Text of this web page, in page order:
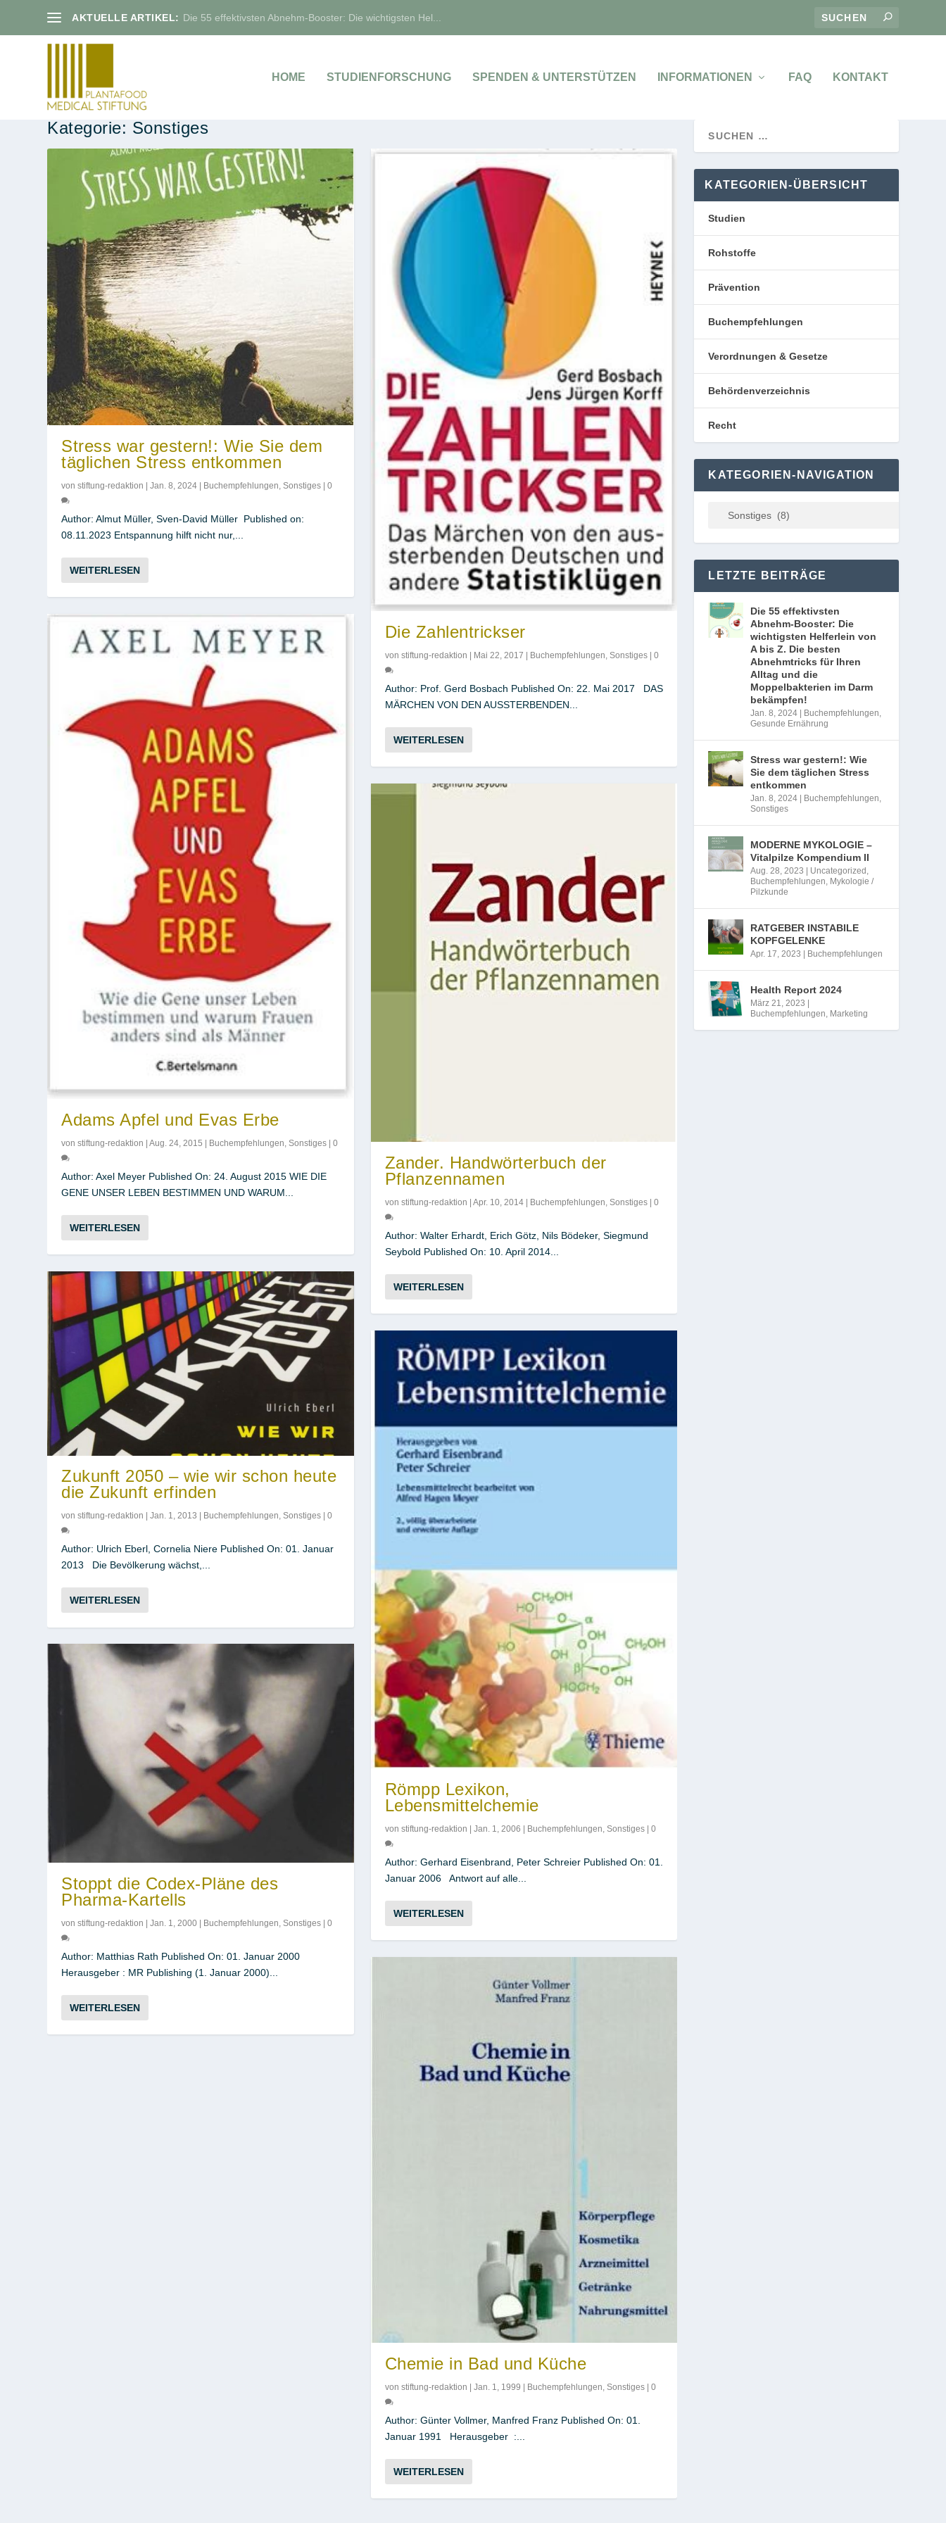
AKTUELLE ARTIKEL: Die 55 effektivsten Abnehm-Booster: Die wichtigsten Hel...
HOME STUDIENFORSCHUNG SPENDEN & UNTERSTÜTZEN INFORMATIONEN FAQ KONTAKT
Kategorie: Sonstiges
Stress war gestern!: Wie Sie dem
täglichen Stress entkommen
vonstiftung-redaktion |Jan. 8, 2024 | Buchempfehlungen ,Sonstiges |0
Author: Almut Müller, Sven-David Müller Published on:
08.11.2023 Entspannung hilft nicht nur,...
WEITERLESEN
Adams Apfel und Evas Erbe
vonstiftung-redaktion |Aug. 24, 2015 Buchempfehlungen,Sonstiges |0
Author: Axel Meyer Published On: 24. August 2015 WIE DIE
GENE UNSER LEBEN BESTIMMEN UND WARUM...
WEITERLESEN
Zukunft 2050 – wie wir schon heute
die Zukunft erfinden
vonstiftung-redaktion |Jan. 1, 2013 Buchempfehlungen,Sonstiges |0
Author: Ulrich Eberl, Cornelia Niere Published On: 01. Januar
2013 Die Bevölkerung wächst,...
WEITERLESEN
Stoppt die Codex-Pläne des
Pharma-Kartells
vonstiftung-redaktion |Jan. 1, 2000 Buchempfehlungen,Sonstiges |0
Author: Matthias Rath Published On: 01. Januar 2000
Herausgeber : MR Publishing (1. Januar 2000)...
WEITERLESEN
Die Zahlentrickser
von stiftung-redaktion Mai 22, 2017 Buchempfehlungen, Sonstiges| 0
Author: Prof. Gerd Bosbach Published On: 22. Mai 2017 DAS
MÄRCHEN VON DEN AUSSTERBENDEN...
WEITERLESEN
Zander. Handwörterbuch der
Pflanzennamen
von stiftung-redaktion | Apr. 10, 2014| Buchempfehlungen Sonstiges| 0
Author: Walter Erhardt, Erich Götz, Nils Bödeker, Siegmund
Seybold Published On: 10. April 2014...
WEITERLESEN
Römpp Lexikon,
Lebensmittelchemie
von stiftung-redaktion | Jan. 1, 2006 | Buchempfehlungen Sonstiges| 0
Author: Gerhard Eisenbrand, Peter Schreier Published On: 01.
Januar 2006 Antwort auf alle...
WEITERLESEN
Chemie in Bad und Küche
von stiftung-redaktion | Jan. 1, 1999 | Buchempfehlungen Sonstiges| 0
Author: Günter Vollmer, Manfred Franz Published On: 01.
Januar 1991 Herausgeber ‏ :...
WEITERLESEN
KATEGORIEN-ÜBERSICHT
Studien
Rohstoffe
Prävention
Buchempfehlungen
Verordnungen & Gesetze
Behördenverzeichnis
Recht
KATEGORIEN-NAVIGATION
LETZTE BEITRÄGE
Die 55 effektivsten
Abnehm-Booster: Die
wichtigsten Helferlein von
A bis Z. Die besten
Abnehmtricks für Ihren
Alltag und die
Moppelbakterien im Darm
bekämpfen!
Jan. 8, 2024 Buchempfehlungen,
Gesunde Ernährung
Stress war gestern!: Wie
Sie dem täglichen Stress
entkommen
Jan. 8, 2024 Buchempfehlungen,
Sonstiges
MODERNE MYKOLOGIE –
Vitalpilze Kompendium II
Aug. 28, 2023 Uncategorized ,
Buchempfehlungen, Mykologie /
Pilzkunde
RATGEBER INSTABILE
KOPFGELENKE
Apr. 17, 2023 Buchempfehlungen
Health Report 2024
März 21, 2023
Buchempfehlungen, Marketing